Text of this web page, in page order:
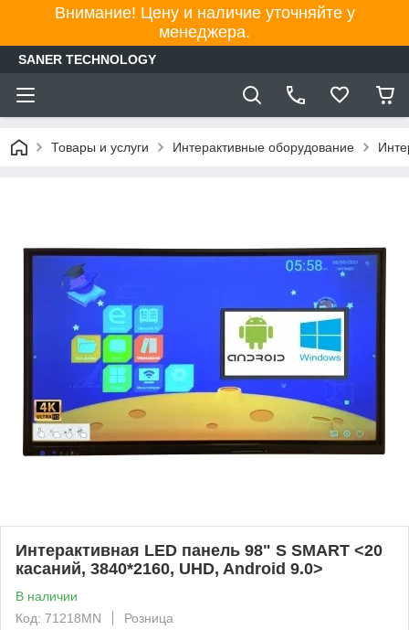
Внимание! Цену и наличие уточняйте у
менеджера.
SANER TECHNOLOGY
Товары и услуги Интерактивные оборудование
Интерактивная LED панель 98" S SMART <20
касаний, 3840*2160, UHD, Android 9.0>
В наличии
Код: 71218MN
Розница